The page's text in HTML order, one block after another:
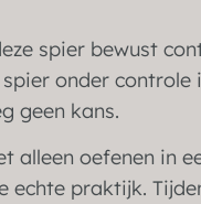
spier bewust
onder controle
geen kans.
alleen oefenen in
praktijk.